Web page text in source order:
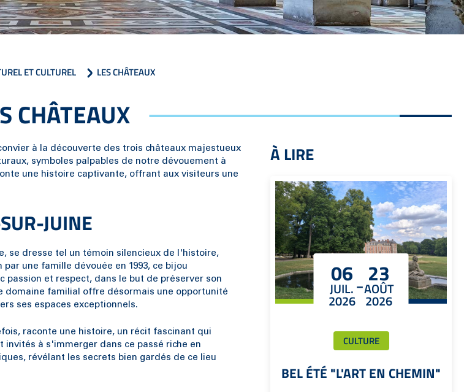
ET CULTUREL LES CHÂTEAUX
CHÂTEAUX
à la découverte des trois châteaux majestueux
symboles palpables de notre dévouement à
une histoire captivante, offrant aux visiteurs une
JUINE
se dresse tel un témoin silencieux de l'histoire,
une famille dévouée en 1993, ce bijou
et respect, dans le but de préserver son
domaine familial offre désormais une opportunité
ses espaces exceptionnels.
raconte une histoire, un récit fascinant qui
invités à s'immerger dans ce passé riche en
révélant les secrets bien gardés de ce lieu
À LIRE
06
JUIL.
2026
- 23
AOÛT
2026
CULTURE
BEL ÉTÉ "L'ART EN CHEMIN"